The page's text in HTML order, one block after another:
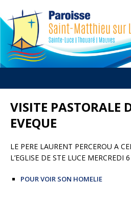
VISITE PASTORALE
EVEQUE
LE PERE LAURENT PERCEROU A
L’EGLISE DE STE LUCE MERCREDI
POUR VOIR SON HOMELIE